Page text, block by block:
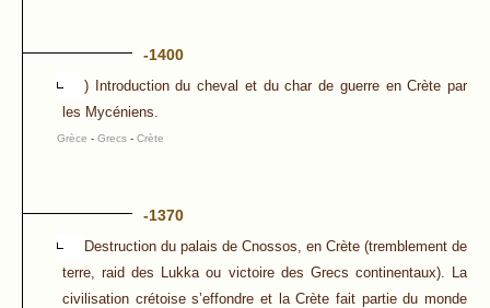
-1400
) Introduction du cheval et du char de guerre en Crète par
les Mycéniens.
Grèce - Grecs - Crète
-1370
Destruction du palais de Cnossos, en Crète (tremblement de
terre, raid des Lukka ou victoire des Grecs continentaux). La
civilisation crétoise s’effondre et la Crète fait partie du monde